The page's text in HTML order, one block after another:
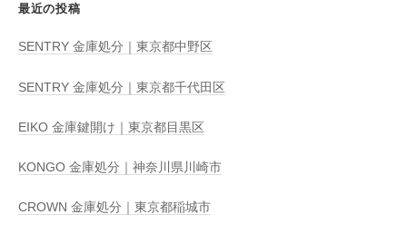
最近の投稿
SENTRY 金庫処分｜東京都中野区
SENTRY 金庫処分｜東京都千代田区
EIKO 金庫鍵開け｜東京都目黒区
KONGO 金庫処分｜神奈川県川崎市
CROWN 金庫処分｜東京都稲城市